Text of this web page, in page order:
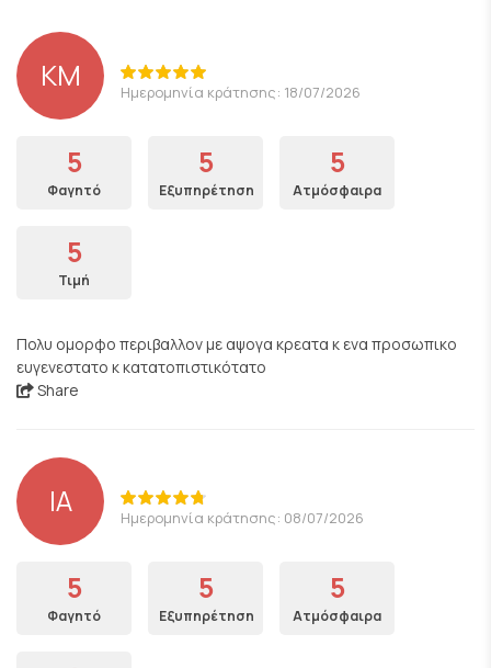
KM Ημερομηνία κράτησης: 18/07/2026
5
Φαγητό
5
Εξυπηρέτηση
5
Ατμόσφαιρα
5
Τιμή
Πολυ ομορφο περιβαλλον με αψογα κρεατα κ ενα προσωπικο
ευγενεστατο κ κατατοπιστικότατο
Share
IA Ημερομηνία κράτησης: 08/07/2026
5
Φαγητό
5
Εξυπηρέτηση
5
Ατμόσφαιρα